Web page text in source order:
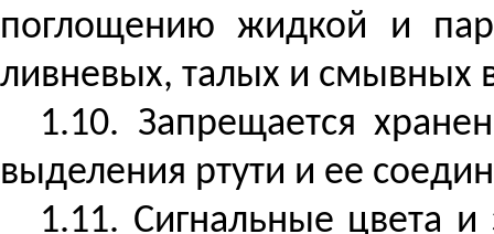
поглощению жидкой и
ливневых, талых и смывных
1.10. Запрещается
выделения ртути и ее
1.11. Сигнальные цвета